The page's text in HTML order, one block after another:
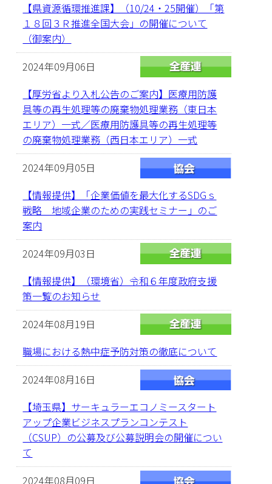
【県資源循環推進課】（10/24・25開催）「第
１８回３Ｒ推進全国大会」の開催について
（御案内）
2024年09月06日
【厚労省より入札公告のご案内】医療用防護
具等の再生処理等の廃棄物処理業務（東日本
エリア）一式／医療用防護具等の再生処理等
の廃棄物処理業務（西日本エリア）一式
2024年09月05日
【情報提供】「企業価値を最大化するSDGｓ
戦略 地域企業のための実践セミナー」のご
案内
2024年09月03日
【情報提供】（環境省）令和６年度政府支援
策一覧のお知らせ
2024年08月19日
職場における熱中症予防対策の徹底について
2024年08月16日
【埼玉県】サーキュラーエコノミースタート
アップ企業ビジネスプランコンテスト
（CSUP）の公募及び公募説明会の開催につい
て
2024年08月09日